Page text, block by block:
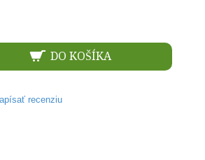
DO KOŠÍKA
recenziu